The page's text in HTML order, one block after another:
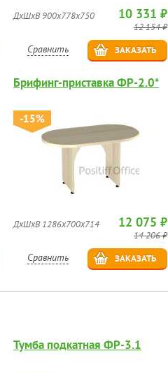
ДхШхВ 900х778х750 10 331 ₽
12 154 ₽
Сравнить ЗАКАЗАТЬ
Брифинг-приставка ФР-2.0*
-15%
ДхШхВ 1286х700х714 12 075 ₽
14 206 ₽
Сравнить ЗАКАЗАТЬ
Тумба подкатная ФР-3.1